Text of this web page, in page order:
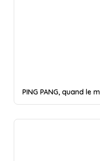
PING PANG, quand le